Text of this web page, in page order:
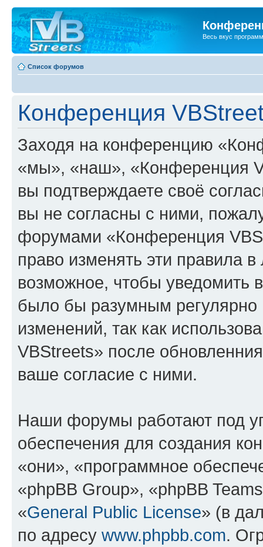
Весь вкус
Список форумов
Конференция
Заходя на конференцию
«мы», «наш», «Конференция
вы подтверждаете своё
вы не согласны с ними,
форумами «Конференция
право изменять эти правила
возможное, чтобы уведомить
было бы разумным регулярно
изменений, так как
VBStreets» после
ваше согласие с ними.
Наши форумы работают под
обеспечения для создания
«они», «программное
«phpBB Group», «phpBB
«General Public License» (в
по адресу www.phpbb.com.